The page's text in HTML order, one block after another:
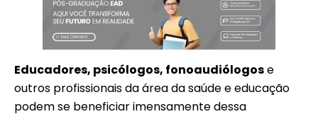
Educadores, psicólogos, fonoaudiólogose
outros profissionais da área da saúde e educação
podem se beneficiar imensamente dessa